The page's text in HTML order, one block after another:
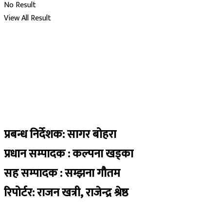
No Result
View All Result
प्रबन्ध निर्देशक: सागर बोहरा
प्रधान सम्पादक : कल्पना खड्का
सह सम्पादक : सम्झना गौतम
रिपोर्टर: राजन खत्री, राजेन्द्र श्रेष्ठ